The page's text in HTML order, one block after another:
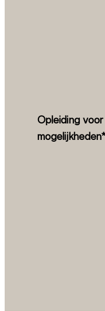
Opleiding